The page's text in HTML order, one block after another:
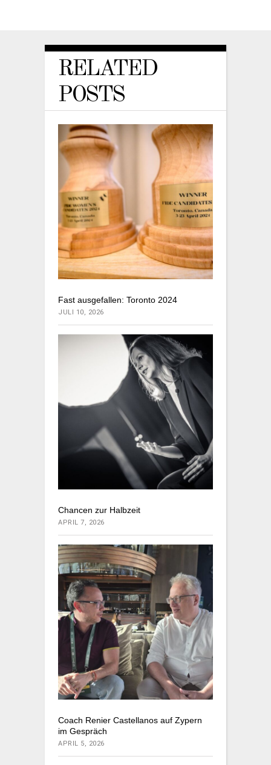
RELATED
POSTS
Fast ausgefallen: Toronto 2024
JULI 10, 2026
Chancen zur Halbzeit
APRIL 7, 2026
Coach Renier Castellanos auf Zypern
im Gespräch
APRIL 5, 2026